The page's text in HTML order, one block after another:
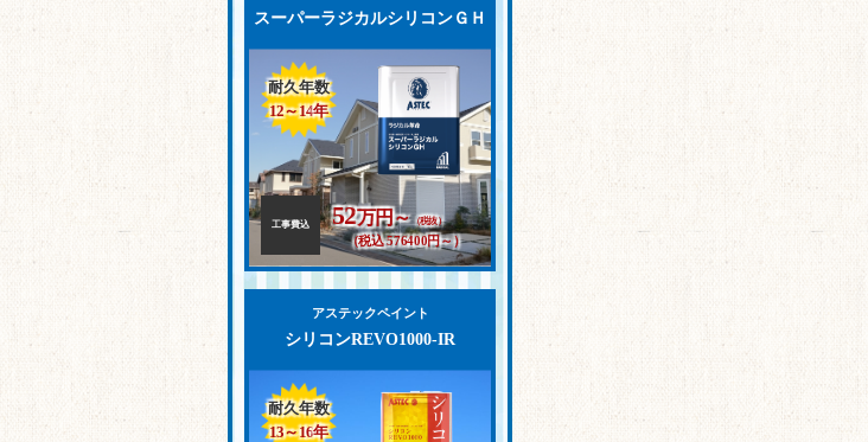
スーパーラジカルシリコンＧＨ
耐久年数
12～14年
工事費込 52万円～（税抜）
（税込 576400円～）
アステックペイント
シリコンREVO1000-IR
耐久年数
13～16年